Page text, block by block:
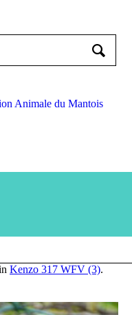
Animale du Mantois
Kenzo 317 WFV (3).